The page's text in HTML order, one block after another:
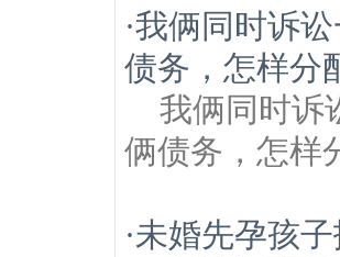
·我俩同时诉
债务，怎样分
我俩同时诉
俩债务，怎样
·未婚先孕孩